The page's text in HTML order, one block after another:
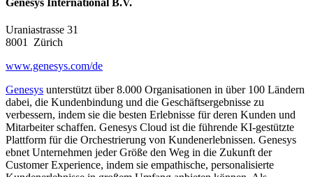
Genesys International B.V.
Uraniastrasse 31
8001 Zürich
www.genesys.com/de
Genesys unterstützt über 8.000 Organisationen in über 100 Ländern
dabei, die Kundenbindung und die Geschäftsergebnisse zu
verbessern, indem sie die besten Erlebnisse für deren Kunden und
Mitarbeiter schaffen. Genesys Cloud ist die führende KI-gestützte
Plattform für die Orchestrierung von Kundenerlebnissen. Genesys
ebnet Unternehmen jeder Größe den Weg in die Zukunft der
Customer Experience, indem sie empathische, personalisierte